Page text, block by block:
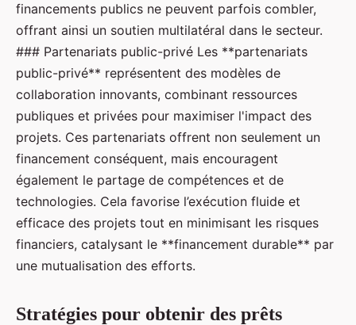
financements publics ne peuvent parfois combler,
offrant ainsi un soutien multilatéral dans le secteur.
### Partenariats public-privé Les **partenariats
public-privé** représentent des modèles de
collaboration innovants, combinant ressources
publiques et privées pour maximiser l'impact des
projets. Ces partenariats offrent non seulement un
financement conséquent, mais encouragent
également le partage de compétences et de
technologies. Cela favorise l’exécution fluide et
efficace des projets tout en minimisant les risques
financiers, catalysant le **financement durable** par
une mutualisation des efforts.
Stratégies pour obtenir des prêts